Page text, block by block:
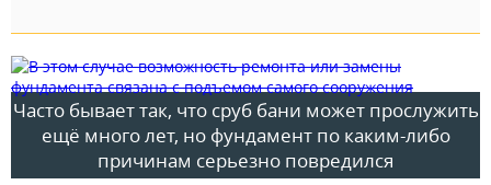
Часто бывает так, что сруб бани может прослужить
ещё много лет, но фундамент по каким-либо
причинам серьезно повредился